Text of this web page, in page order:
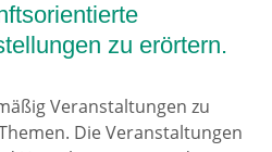
zu erörtern.
Veranstaltungen zu
Die Veranstaltungen